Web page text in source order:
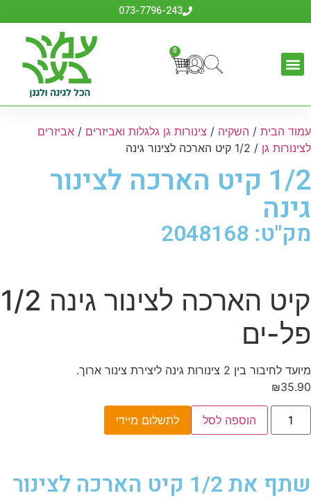
073-7796-243
0
עמוד הבית / השקיה / צינורות גן גלגלות ואביזרים / אביזרים
לצינורות גן / 1/2 קיט הארכה לצינור גינה
1/2 קיט הארכה לצינור
גינה
מק"ט: 2048168
קיט הארכה לצינור גינה 1/2
פל-ים
מיועד לחיבור בין 2 צינורות גינה ליצירת צינור ארוך.
₪35.90
הוספה לסל לתשלום מיידי
שתף את 1/2 קיט הארכה לצינור